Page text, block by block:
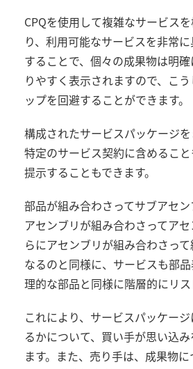
CPQを使用して複雑なサービス
り、利用可能なサービスを非常
することで、個々の成果物は明
りやすく表示されますので、こ
ップを回避することができます。
構成されたサービスパッケージを
特定のサービス契約に含めるこ
提示することもできます。
部品が組み合わさってサブアセ
アセンブリが組み合わさってア
らにアセンブリが組み合わさっ
なるのと同様に、サービスも部
理的な部品と同様に階層的にリス
これにより、サービスパッケー
るかについて、買い手が思い込
ます。また、売り手は、成果物